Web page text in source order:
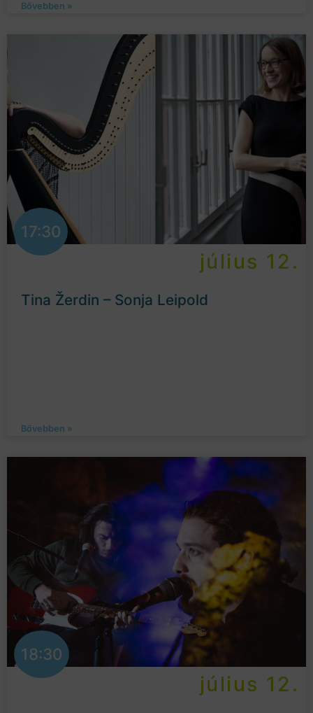
Bővebben »
17:30
július 12.
Tina Žerdin – Sonja Leipold
Bővebben »
18:30
július 12.